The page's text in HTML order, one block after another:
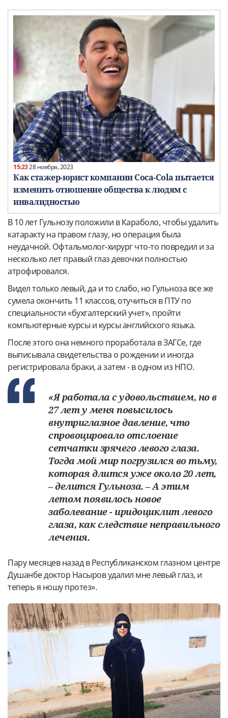
15:2328 ноября, 2023
Как стажер-юрист компании Coca-Cola пытается
изменить отношение общества к людям с
инвалидностью
В 10 лет Гульнозу положили в Караболо, чтобы удалить
катаракту на правом глазу, но операция была
неудачной. Офтальмолог-хирург что-то повредил и за
несколько лет правый глаз девочки полностью
атрофировался.
Видел только левый, да и то слабо, но Гульноза все же
сумела окончить 11 классов, отучиться в ПТУ по
специальности «бухгалтерский учет», пройти
компьютерные курсы и курсы английского языка.
После этого она немного проработала в ЗАГСе, где
выписывала свидетельства о рождении и иногда
регистрировала браки, а затем - в одном из НПО.
«Я работала с удовольствием, но в
27 лет у меня повысилось
внутриглазное давление, что
спровоцировало отслоение
сетчатки зрячего левого глаза.
Тогда мой мир погрузился во тьму,
которая длится уже около 20 лет,
– делится Гульноза. – А этим
летом появилось новое
заболевание - иридоциклит левого
глаза, как следствие неправильного
лечения.
Пару месяцев назад в Республиканском глазном центре
Душанбе доктор Насыров удалил мне левый глаз, и
теперь я ношу протез».